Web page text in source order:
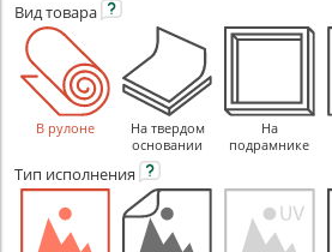
Видтовара
В рулоне
На твердом
основании
На
подрамнике
Тип исполнения